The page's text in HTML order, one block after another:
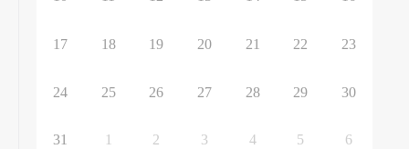
17 18 19 20 21 22 23
24 25 26 27 28 29 30
31 1 2 3 4 5 6